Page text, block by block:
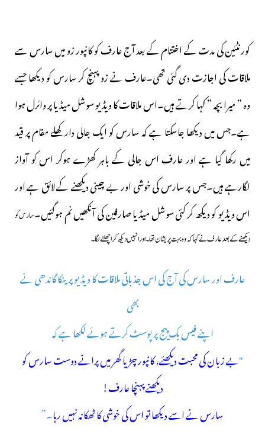
کورنٹئین کی مدت کے اختتام کے بعد آج عارف کو کانپور زو میں سارس سے
ملاقات کی اجازت دی گئی تھی۔عارف نے زو پہنچ کر سارس کو دیکھا جسے
وہ ” میرا بچہ ” کہا کرتے ہیں۔اس ملاقات کا ویڈیو سوشل میڈیا پر وائرل ہوا
ہے۔جس میں دیکھا جاسکتا ہے کہ سارس کو ایک جالی دار کھلے مقام پر قید
میں رکھا گیا ہے اور عارف اس جالی کے باہر کھڑے ہوکر اس کو آواز
لگارہے ہیں۔جس پر سارس کی خوشی اور بے چینی دیکھنے کے لائق ہے اور
اس ویڈیو کو دیکھ کر کئی سوشل میڈیا صارفین کی آنکھیں نم ہوگئیں۔سارس کو
دیکھنے کے بعد عارف نے کہا کہ وہ بہت پریشان تھا۔اور انہیں دیکھ کر اچھلنے لگا۔
عارف اور سارس کی آج کی اس جذباتی ملاقات کا ویڈیو پرینکا گاندھی نے
بھی
اپنے فیس بک پیج پر پوسٹ کرتے ہوئے لکھا ہے کہ
"بے زبان کی محبت دیکھئے، کانپور چڑیا گھر میں پرانے دوست سارس کو
دیکھنے پہنچا عارف!
سارس نے اسے دیکھا تو اس کی خوشی کا ٹھکانہ نہیں رہا۔”